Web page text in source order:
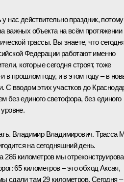
нас действительно праздник, потому
важных объекта на всём протяжении
трассы. Вы знаете, что
Федерации работают именно
которые сегодня строят, тоже
в прошлом году, и в этом году – в
С вводом этих участков до
без единого светофора, без единого
Владимир Владимирович. Трасса
на сегодняшний день.
286 километров мы
65 километров – это обход Аксая,
сдали там 29 километров. Сегодня –